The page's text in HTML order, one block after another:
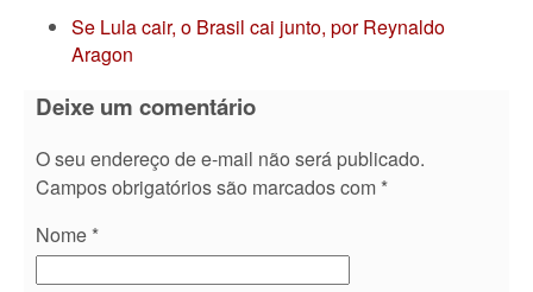
Se Lula cair, o Brasil cai junto, por Reynaldo
Aragon
Deixe um comentário
O seu endereço de e-mail não será publicado.
Campos obrigatórios são marcados com *
Nome *